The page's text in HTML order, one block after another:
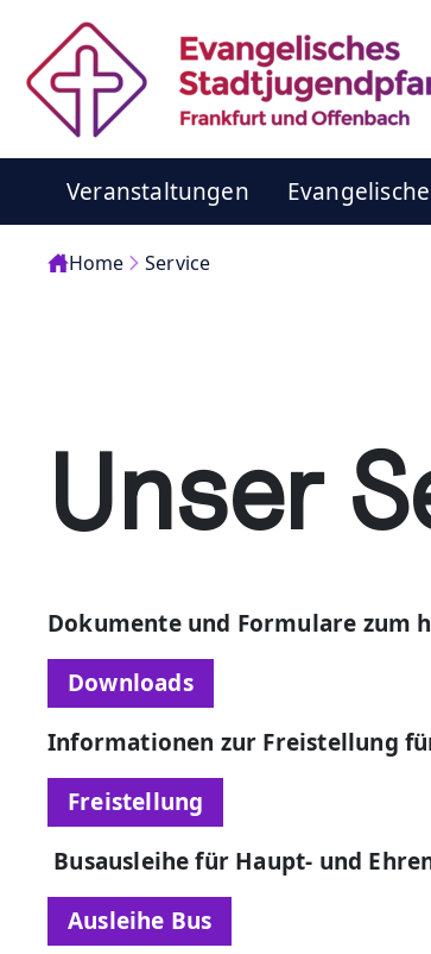
Veranstaltungen
Home Service
Unser
Dokumente und Formulare zum
Downloads
Informationen zur Freistellung
Freistellung
Busausleihe für Haupt- und
Ausleihe Bus